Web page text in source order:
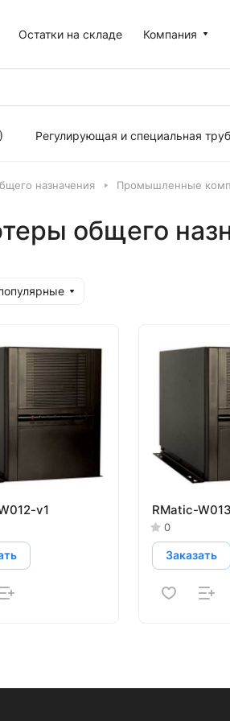
Остатки на складе Компания
Регулирующая и специальная
назначения Промышленные
общего
v1 RMatic-
0
Заказать